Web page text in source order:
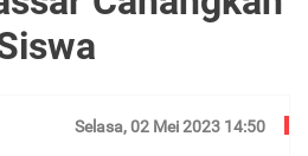
Selasa, 02 Mei 2023 14:50